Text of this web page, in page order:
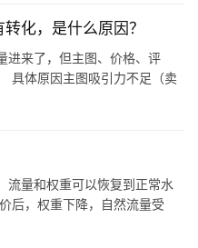
化，是什么原因？
来了，但主图、价格、评
具体原因主图吸引力不足（卖
流量和权重可以恢复到正常水
后，权重下降，自然流量受